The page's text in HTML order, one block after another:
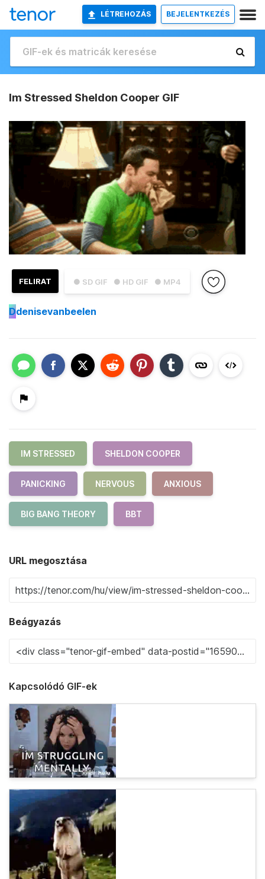
LÉTREHOZÁS BEJELENTKEZÉS
Im Stressed Sheldon Cooper GIF
● SD GIF ● HD GIF ● MP4
FELIRAT
Ddenisevanbeelen
IM STRESSED SHELDON COOPER
PANICKING NERVOUS ANXIOUS
BIG BANG THEORY BBT
URL megosztása
Beágyazás
Kapcsolódó GIF-ek